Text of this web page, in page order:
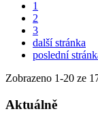
1
2
3
další stránka
poslední
Zobrazeno 1-20 ze
Aktuálně